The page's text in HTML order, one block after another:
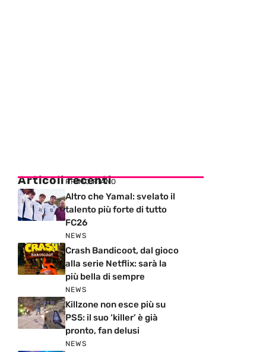
Articoli recenti
PRIMO PIANO
Altro che Yamal: svelato il
talento più forte di tutto
FC26
NEWS
Crash Bandicoot, dal gioco
alla serie Netflix: sarà la
più bella di sempre
NEWS
Killzone non esce più su
PS5: il suo ‘killer’ è già
pronto, fan delusi
NEWS